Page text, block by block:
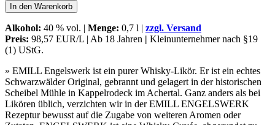
In den Warenkorb
Alkohol: 40 % vol. | Menge: 0,7 l | zzgl. Versand
Preis: 98,57 EUR/L | Ab 18 Jahren | Kleinunternehmer nach §19
(1) UStG.
» EMILL Engelswerk ist ein purer Whisky-Likör. Er ist ein echtes
Schwarzwälder Original, gebrannt und gelagert in der historischen
Scheibel Mühle in Kappelrodeck im Achertal. Ganz anders als bei
Likören üblich, verzichten wir in der EMILL ENGELSWERK
Rezeptur bewusst auf die Zugabe von weiteren Aromen oder